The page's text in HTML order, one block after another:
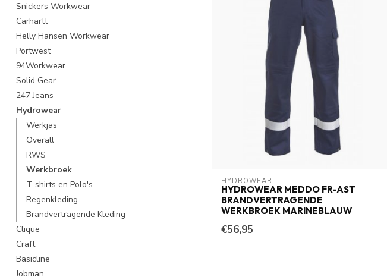
Snickers Workwear
Carhartt
Helly Hansen Workwear
Portwest
94Workwear
Solid Gear
247 Jeans
Hydrowear
Werkjas
Overall
RWS
Werkbroek
T-shirts en Polo's
Regenkleding
Brandvertragende Kleding
Clique
Craft
Basicline
Jobman
HYDROWEAR
HYDROWEAR MEDDO FR-AST
BRANDVERTRAGENDE
WERKBROEK MARINEBLAUW
€56,95